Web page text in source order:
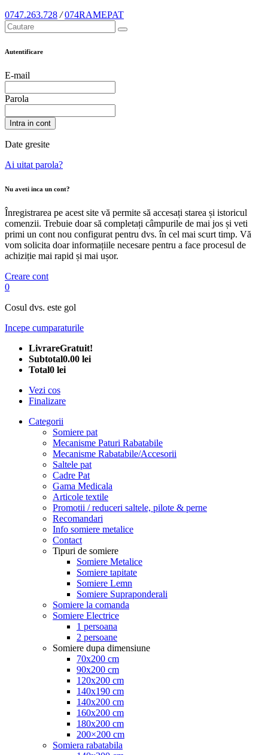
0747.263.728 / 074RAMEPAT
Autentificare
E-mail
Parola
Intra in cont
Date gresite
Ai uitat parola?
Nu aveti inca un cont?
Înregistrarea pe acest site vă permite să accesați starea și istoricul
comenzii. Trebuie doar să completați câmpurile de mai jos și veti
primi un cont nou configurat pentru dvs. în cel mai scurt timp. Vă
vom solicita doar informațiile necesare pentru a face procesul de
achiziție mai rapid și mai ușor.
Creare cont
0
Cosul dvs. este gol
Incepe cumparaturile
LivrareGratuit!
Subtotal0.00 lei
Total0 lei
Vezi cos
Finalizare
Categorii
Somiere pat
Mecanisme Paturi Rabatabile
Mecanisme Rabatabile/Accesorii
Saltele pat
Cadre Pat
Gama Medicala
Articole textile
Promotii / reduceri saltele, pilote & perne
Recomandari
Info somiere metalice
Contact
Tipuri de somiere
Somiere Metalice
Somiere tapitate
Somiere Lemn
Somiere Supraponderali
Somiere la comanda
Somiere Electrice
1 persoana
2 persoane
Somiere dupa dimensiune
70x200 cm
90x200 cm
120x200 cm
140x190 cm
140x200 cm
160x200 cm
180x200 cm
200×200 cm
Somiera rabatabila